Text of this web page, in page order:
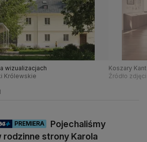
wizualizacjach
Królewskie
Koszary
Źródło
PREMIERA
Pojechaliśmy
rodzinne strony Karola